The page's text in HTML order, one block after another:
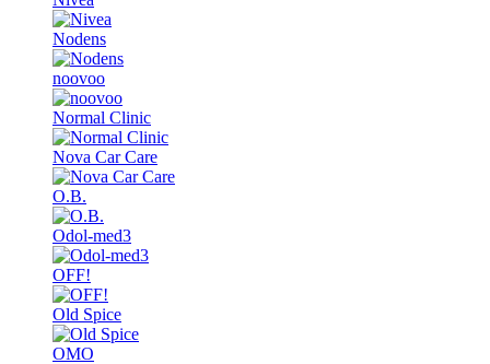
Nodens
noovoo
Normal Clinic
Nova Car Care
O.B.
Odol-med3
OFF!
Old Spice
OMO